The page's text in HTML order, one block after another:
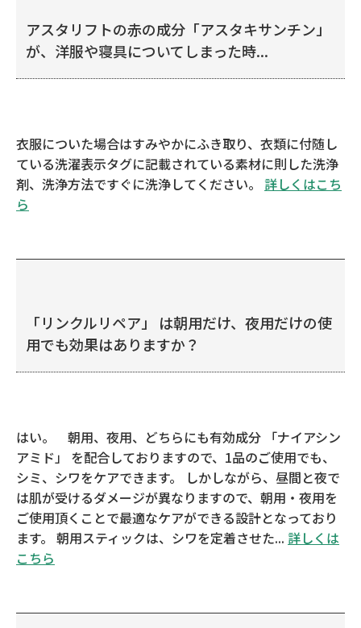
アスタリフトの赤の成分「アスタキサンチン」
が、洋服や寝具についてしまった時...
衣服についた場合はすみやかにふき取り、衣類に付随し
ている洗濯表示タグに記載されている素材に則した洗浄
剤、洗浄方法ですぐに洗浄してください。 詳しくはこち
ら
「リンクルリペア」 は朝用だけ、夜用だけの使
用でも効果はありますか？
はい。 朝用、夜用、どちらにも有効成分 「ナイアシン
アミド」 を配合しておりますので、1品のご使用でも、
シミ、シワをケアできます。 しかしながら、昼間と夜で
は肌が受けるダメージが異なりますので、朝用・夜用を
ご使用頂くことで最適なケアができる設計となっており
ます。 朝用スティックは、シワを定着させた... 詳しくは
こちら